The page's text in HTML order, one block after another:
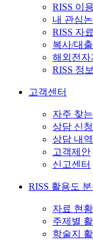
RISS 이
내 관심
RISS 자
복사/대
해외전자
RISS 정
고객센터
자주 찾
상담 신청
상담 내
고객제안
신고센터
RISS 활용도 분
자료 현
주제별
학술지